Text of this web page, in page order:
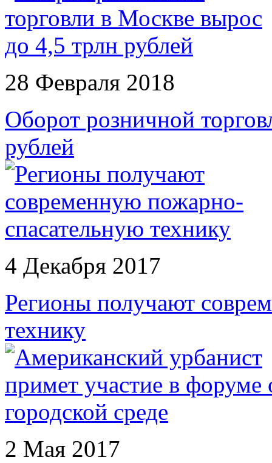
28 Февраля 2018
Оборот розничной
рублей
4 Декабря 2017
Регионы получают
технику
2 Мая 2017